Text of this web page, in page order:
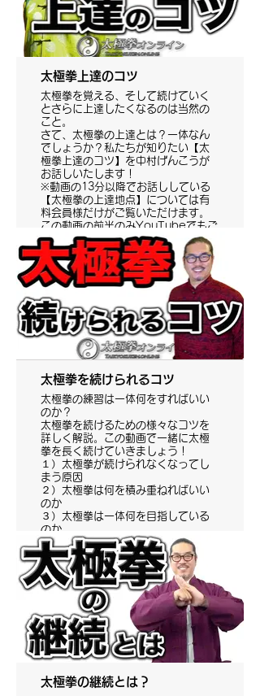
太極拳上達のコツ
太極拳を覚える、そして続けていく
とさらに上達したくなるのは当然の
こと。
さて、太極拳の上達とは？一体なん
でしょうか？私たちが知りたい【太
極拳上達のコツ】を中村げんこうが
お話しいたします！
※動画の13分以降でお話ししている
【太極拳の上達地点】については有
料会員様だけがご覧いただけます。
この動画の前半のみYouTubeでもご
覧いただけます。
太極拳を続けられるコツ
太極拳の練習は一体何をすればいい
のか？
太極拳を続けるための様々なコツを
詳しく解説。この動画で一緒に太極
拳を長く続けていきましょう！
１）太極拳が続けられなくなってし
まう原因
２）太極拳は何を積み重ねればいい
のか
３）太極拳は一体何を目指している
のか
※この動画の6分38秒以降のもくじ
2）3）は有料会員様だけがご覧いた
だけます。１）はYouTubeでもご覧
いただけます。
太極拳の継続とは？